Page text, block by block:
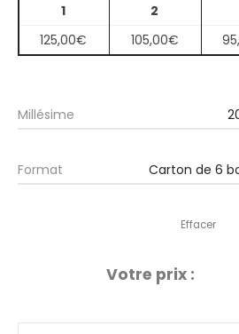
1
2
125,00€ 105,00€
Millésime
Format
Effacer
Votre prix :